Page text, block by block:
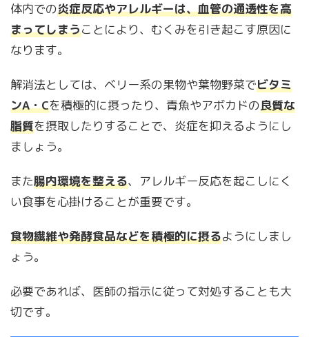
体内での炎症反応やアレルギーは、血管の通透性を高
まってしまうことにより、むくみを引き起こす原因に
なります。
解消法としては、ベリー系の果物や葉物野菜でビタミ
ンA・Cを積極的に摂ったり、青魚やアボカドの良質な
脂質を摂取したりすることで、炎症を抑えるようにし
ましょう。
また腸内環境を整える、アレルギー反応を起こしにく
い食事を心掛けることが重要です。
食物繊維や発酵食品などを積極的に摂るようにしまし
ょう。
必要であれば、医師の指示に従って対処することも大
切です。